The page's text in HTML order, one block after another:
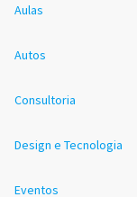
Aulas
Autos
Consultoria
Design e Tecnologia
Eventos